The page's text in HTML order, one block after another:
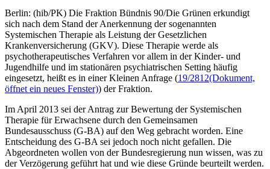
Berlin: (hib/PK) Die Fraktion Bündnis 90/Die Grünen erkundigt
sich nach dem Stand der Anerkennung der sogenannten
Systemischen Therapie als Leistung der Gesetzlichen
Krankenversicherung (GKV). Diese Therapie werde als
psychotherapeutisches Verfahren vor allem in der Kinder- und
Jugendhilfe und im stationären psychiatrischen Setting häufig
eingesetzt, heißt es in einer Kleinen Anfrage (19/2812(Dokument,
öffnet ein neues Fenster)) der Fraktion.
Im April 2013 sei der Antrag zur Bewertung der Systemischen
Therapie für Erwachsene durch den Gemeinsamen
Bundesausschuss (G-BA) auf den Weg gebracht worden. Eine
Entscheidung des G-BA sei jedoch noch nicht gefallen. Die
Abgeordneten wollen von der Bundesregierung nun wissen, was zu
der Verzögerung geführt hat und wie diese Gründe beurteilt werden.